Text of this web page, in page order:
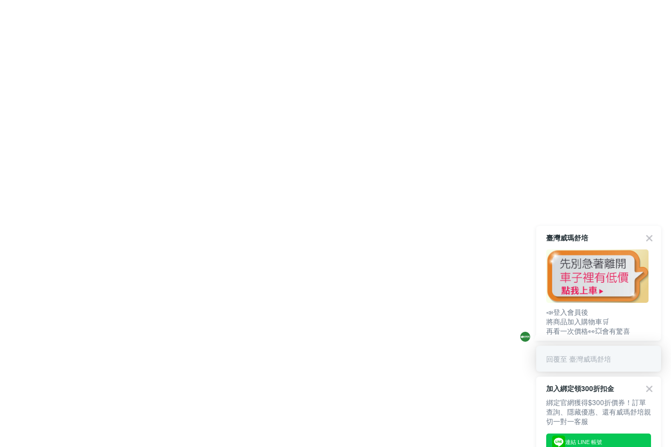
臺灣威瑪舒培
📣登入會員後
將商品加入購物車🛒
再看一次價格👀💥會有驚喜
回覆至 臺灣威瑪舒培
加入綁定領300折扣金
綁定官網獲得$300折價券！訂單
查詢、隱藏優惠、還有威瑪舒培親
切一對一客服
連結 LINE 帳號